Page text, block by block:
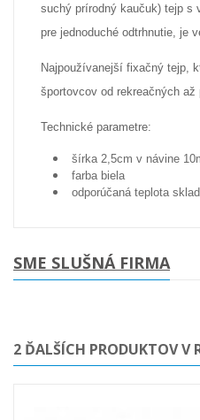
suchý prírodný kaučuk) tejp s
pre jednoduché odtrhnutie, je
Najpoužívanejší fixačný tejp,
športovcov od rekreačných až
Technické parametre:
šírka 2,5cm v návine
farba biela
odporúčaná teplota
SME SLUŠNÁ FIRMA
2 ĎALŠÍCH PRODUKTOV V